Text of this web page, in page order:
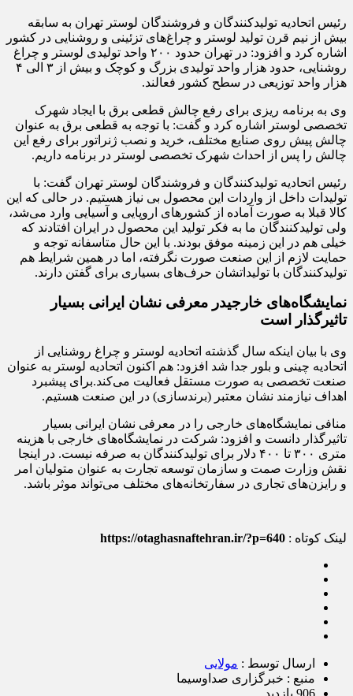
رئیس اتحادیه تولیدکنندگان و فروشندگان لوستر تهران به سابقه
بیش از نیم قرن تولید لوستر و چراغ‌های تزئینی و روشنایی در کشور
اشاره کرد و افزود: در تهران حدود ۲۰۰ واحد تولیدی لوستر و چراغ
روشنایی، حدود هزار واحد تولیدی بزرگ و کوچک و بیش از ۳ الی ۴
هزار واحد توزیعی در سطح کشور فعالند.
وی به برنامه ریزی برای رفع چالش قطعی برق با ایجاد شهرک
تخصصی لوستر اشاره کرد و گفت: با توجه به قطعی برق به عنوان
چالش پیش روی صنایع مختلف، خرید و نصب ژنراتور برای رفع این
چالش را پس از احداث شهرک تخصصی لوستر در برنامه داریم.
رئیس اتحادیه تولیدکنندگان و فروشندگان لوستر تهران گفت: با
تولیدات داخل از واردات این محصول بی نیاز هستیم. در حالی که این
کالا قبلا به صورت آماده از کشور‌های اروپایی و آسیایی وارد می‌شد،
ولی تولیدکنندگان ما به فکر تولید این محصول در ایران افتادند که
خیلی هم در این زمینه موفق بودند. با این حال متاسفانه توجه و
حمایت لازم از این صنعت صورت نگرفته، اما در همین شرایط هم
تولیدکنندگان با تولیداتشان حرف‌های بسیاری برای گفتن دارند.
نمایشگاه‌های خارجیدر معرفی نشان ایرانی بسیار
تاثیرگذار است
وی با بیان اینکه سال گذشته اتحادیه لوستر و چراغ روشنایی از
اتحادیه چینی و بلور جدا شد افزود: هم اکنون اتحادیه لوستر به عنوان
صنعت تخصصی به صورت مستقل فعالیت می‌کند.برای پیشبرد
اهداف نیازمند نشان معتبر (برندسازی) در این صنعت هستیم.
منافی نمایشگاه‌های خارجی را در معرفی نشان ایرانی بسیار
تاثیرگذار دانست و افزود: شرکت در نمایشگاه‌های خارجی با هزینه
متری ۳۰۰ تا ۴۰۰ دلار برای تولیدکنندگان به صرفه نیست. در اینجا
نقش وزارت صمت و سازمان توسعه تجارت به عنوان متولیان امر
و رایزن‌های تجاری در سفارتخانه‌های مختلف می‌تواند موثر باشد.
لینک کوتاه : https://otaghasnaftehran.ir/?p=640
ارسال توسط : مولایی
منبع : خبرگزاری صداوسیما